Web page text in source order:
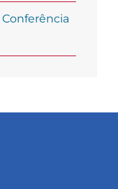
Conferência